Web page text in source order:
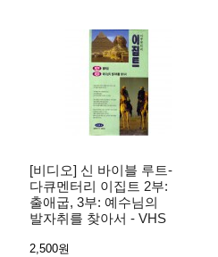
[비디오] 신 바이블 루트-
다큐멘터리 이집트 2부:
출애굽, 3부: 예수님의
발자취를 찾아서 - VHS
2,500원